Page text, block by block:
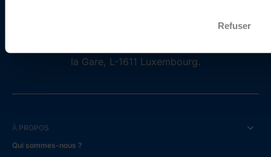
Refuser
et par la Banque de France sous le code interbancaire
la Gare, L-1611 Luxembourg.
À PROPOS
Qui sommes-nous ?